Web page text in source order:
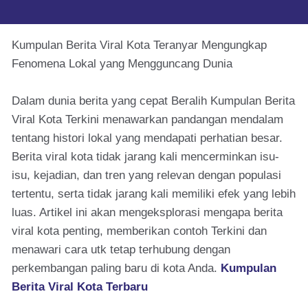
Kumpulan Berita Viral Kota Teranyar Mengungkap
Fenomena Lokal yang Mengguncang Dunia
Dalam dunia berita yang cepat Beralih Kumpulan Berita
Viral Kota Terkini menawarkan pandangan mendalam
tentang histori lokal yang mendapati perhatian besar.
Berita viral kota tidak jarang kali mencerminkan isu-
isu, kejadian, dan tren yang relevan dengan populasi
tertentu, serta tidak jarang kali memiliki efek yang lebih
luas. Artikel ini akan mengeksplorasi mengapa berita
viral kota penting, memberikan contoh Terkini dan
menawari cara utk tetap terhubung dengan
perkembangan paling baru di kota Anda. Kumpulan
Berita Viral Kota Terbaru